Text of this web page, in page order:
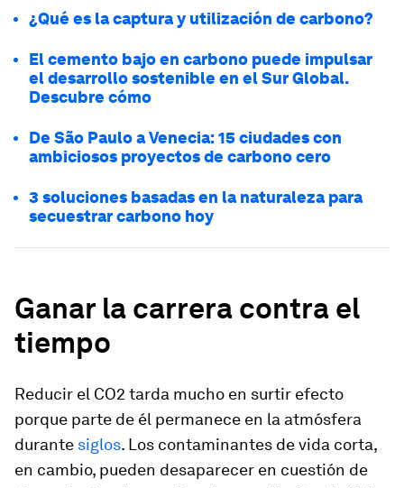
¿Qué es la captura y utilización de carbono?
El cemento bajo en carbono puede impulsar
el desarrollo sostenible en el Sur Global.
Descubre cómo
De São Paulo a Venecia: 15 ciudades con
ambiciosos proyectos de carbono cero
3 soluciones basadas en la naturaleza para
secuestrar carbono hoy
Ganar la carrera contra el
tiempo
Reducir el CO2 tarda mucho en surtir efecto
porque parte de él permanece en la atmósfera
durante siglos. Los contaminantes de vida corta,
en cambio, pueden desaparecer en cuestión de